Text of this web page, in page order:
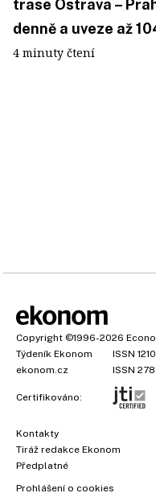
trase Ostrava –
denně a uveze až
4 minuty čtení
Copyright ©1996-2026
Týdeník Ekonom
ISSN
ekonom.cz
ISSN
Certifikováno:
Kontakty
Tiráž redakce Ekonom
Předplatné
Prohlášení o cookies